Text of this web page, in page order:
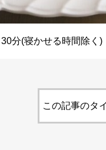
30分(寝かせる時間除く)
この記事のタ